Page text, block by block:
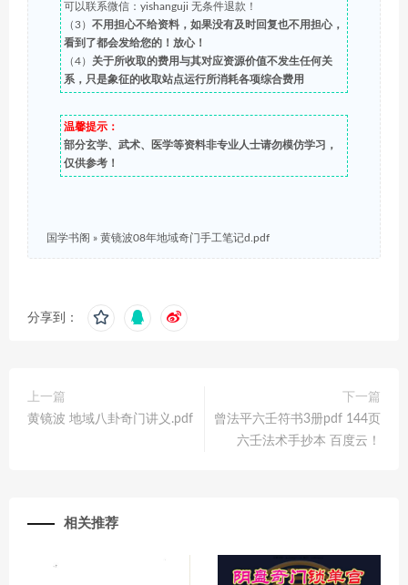
可以联系微信：yishanguji 无条件退款！
（3） 不用担心不给资料，如果没有及时回复也不用担心，
看到了都会发给您的！放心！
（4） 关于所收取的费用与其对应资源价值不发生任何关
系，只是象征的收取站点运行所消耗各项综合费用
温馨提示：
部分玄学、武术、医学等资料非专业人士请勿模仿学习，
仅供参考！
国学书阁 » 黄镜波08年地域奇门手工笔记d.pdf
分享到：
上一篇
黄镜波 地域八卦奇门讲义.pdf
下一篇
曾法平六壬符书3册pdf 144页
六壬法术手抄本 百度云！
相关推荐